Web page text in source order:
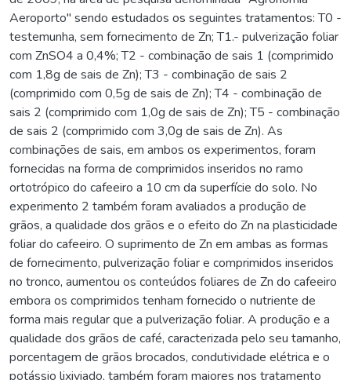
Aeroporto" sendo estudados os seguintes tratamentos: T0 -
testemunha, sem fornecimento de Zn; T1.- pulverização foliar
com ZnSO4 a 0,4%; T2 - combinação de sais 1 (comprimido
com 1,8g de sais de Zn); T3 - combinação de sais 2
(comprimido com 0,5g de sais de Zn); T4 - combinação de
sais 2 (comprimido com 1,0g de sais de Zn); T5 - combinação
de sais 2 (comprimido com 3,0g de sais de Zn). As
combinações de sais, em ambos os experimentos, foram
fornecidas na forma de comprimidos inseridos no ramo
ortotrópico do cafeeiro a 10 cm da superfície do solo. No
experimento 2 também foram avaliados a produção de
grãos, a qualidade dos grãos e o efeito do Zn na plasticidade
foliar do cafeeiro. O suprimento de Zn em ambas as formas
de fornecimento, pulverização foliar e comprimidos inseridos
no tronco, aumentou os conteúdos foliares de Zn do cafeeiro
embora os comprimidos tenham fornecido o nutriente de
forma mais regular que a pulverização foliar. A produção e a
qualidade dos grãos de café, caracterizada pelo seu tamanho,
porcentagem de grãos brocados, condutividade elétrica e o
potássio lixiviado, também foram maiores nos tratamento